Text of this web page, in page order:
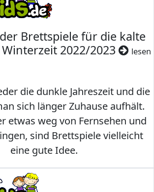
Brettspiele für die kalte
2022/2023
lesen
die dunkle Jahreszeit und die
sich länger Zuhause aufhält.
etwas weg von Fernsehen und
sind Brettspiele vielleicht
eine gute Idee.